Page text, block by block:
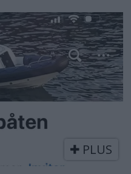
PLUS